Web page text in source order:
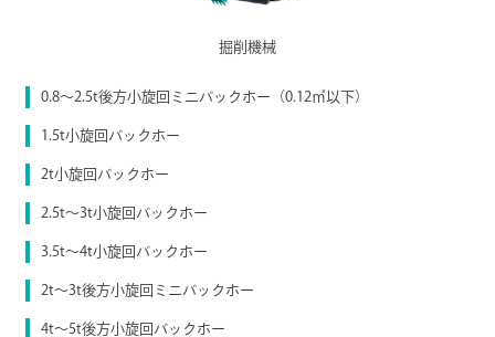
掘削機械
0.8～2.5t後方小旋回ミニバックホー（0.12㎥以下）
1.5t小旋回バックホー
2t小旋回バックホー
2.5t〜3t小旋回バックホー
3.5t〜4t小旋回バックホー
2t〜3t後方小旋回ミニバックホー
4t〜5t後方小旋回バックホー